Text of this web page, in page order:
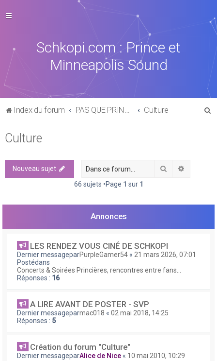
Schkopi.com : Prince et
Minneapolis Sound
Index du forum PAS QUE PRINCE DANS LA VIE Culture
h
r
Culture
Nouveau sujet Rechercher
66 sujets •Page 1 sur 1
Annonces
LES RENDEZ VOUS CINÉ DE SCHKOPI
Dernier messageparPurpleGamer54 « 21 mars 2026, 07:01
Postédans
Concerts & Soirées Princières, rencontres entre fans...
Réponses : 16
A LIRE AVANT DE POSTER - SVP
Dernier messageparmac018 « 02 mai 2018, 14:25
Réponses : 5
Création du forum "Culture"
Dernier messageparAlice de Nice « 10 mai 2010, 10:29